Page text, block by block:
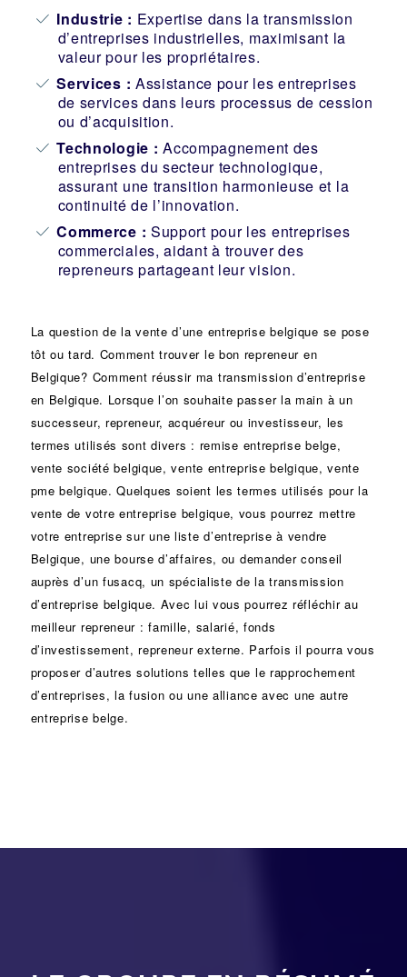
Industrie : Expertise dans la transmission
d’entreprises industrielles, maximisant la
valeur pour les propriétaires.
Services : Assistance pour les entreprises
de services dans leurs processus de cession
ou d’acquisition.
Technologie : Accompagnement des
entreprises du secteur technologique,
assurant une transition harmonieuse et la
continuité de l’innovation.
Commerce : Support pour les entreprises
commerciales, aidant à trouver des
repreneurs partageant leur vision.
La question de la vente d’une entreprise belgique se pose
tôt ou tard. Comment trouver le bon repreneur en
Belgique? Comment réussir ma transmission d’entreprise
en Belgique. Lorsque l’on souhaite passer la main à un
successeur, repreneur, acquéreur ou investisseur, les
termes utilisés sont divers : remise entreprise belge,
vente société belgique, vente entreprise belgique, vente
pme belgique. Quelques soient les termes utilisés pour la
vente de votre entreprise belgique, vous pourrez mettre
votre entreprise sur une liste d’entreprise à vendre
Belgique, unebourse d’affaires, ou demander conseil
auprès d’un fusacq, un spécialiste de latransmission
d’entreprise belgique. Avec lui vous pourrez réfléchir au
meilleur repreneur :famille, salarié, fonds
d’investissement, repreneur externe. Parfois il pourra vous
proposer d’autres solutions telles que le rapprochement
d’entreprises, lafusion ou unealliance avec une autre
entreprise belge.